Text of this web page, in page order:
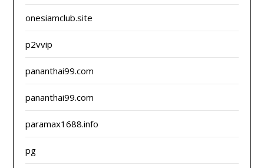
onesiamclub.site
p2vvip
pananthai99.com
pananthai99.com
paramax1688.info
pg